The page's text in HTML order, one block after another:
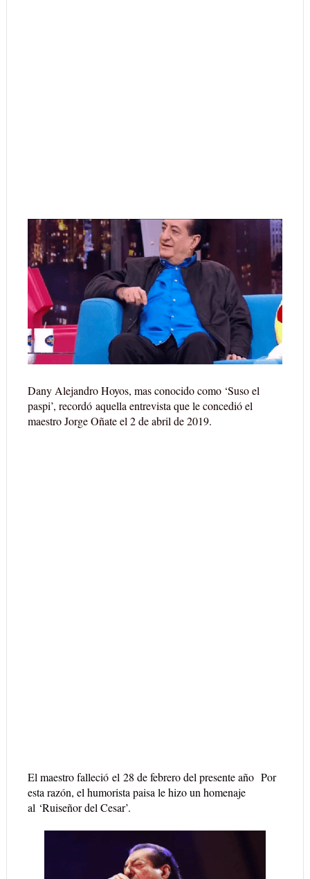
Dany Alejandro Hoyos, mas conocido como ‘Suso el
paspi’, recordó aquella entrevista que le concedió el
maestro Jorge Oñate el 2 de abril de 2019.
El maestro falleció el 28 de febrero del presente año Por
esta razón, el humorista paisa le hizo un homenaje
al ‘Ruiseñor del Cesar’.